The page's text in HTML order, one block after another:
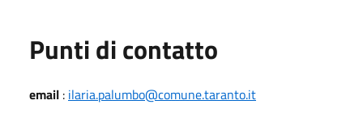
Punti di contatto
email : ilaria.palumbo@comune.taranto.it